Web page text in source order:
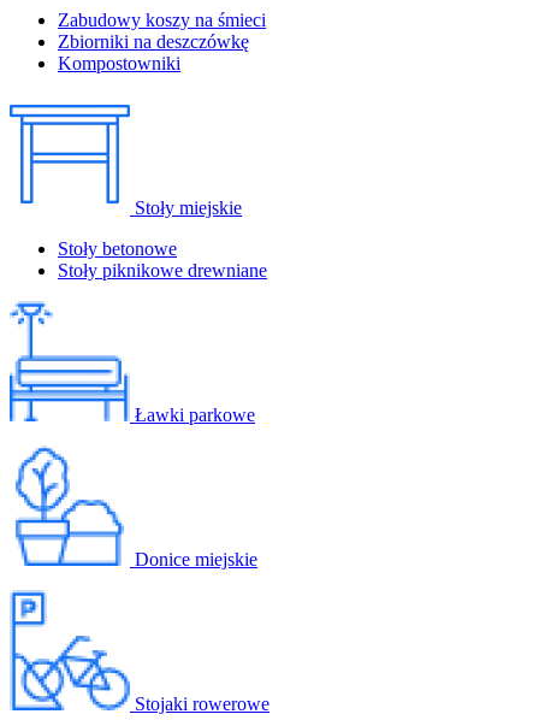
Zabudowy koszy na śmieci
Zbiorniki na deszczówkę
Kompostowniki
Stoły miejskie
Stoły betonowe
Stoły piknikowe drewniane
Ławki parkowe
Donice miejskie
Stojaki rowerowe